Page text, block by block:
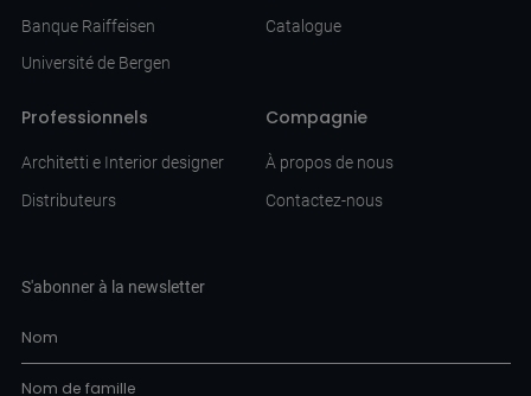
Banque Raiffeisen
Université de Bergen
Catalogue
Professionnels
Architetti e Interior designer
Distributeurs
Compagnie
À propos de nous
Contactez-nous
S'abonner à la newsletter